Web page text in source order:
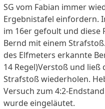
SG vom Fabian immer
Ergebnistafel einfordern.
im 16er gefoult und
Bernd mit einem
des Elfmeters erkannte
14 Regel)Verstoß und
Strafstoß wiederholen.
Versuch zum 4:2-
wurde eingeläutet.